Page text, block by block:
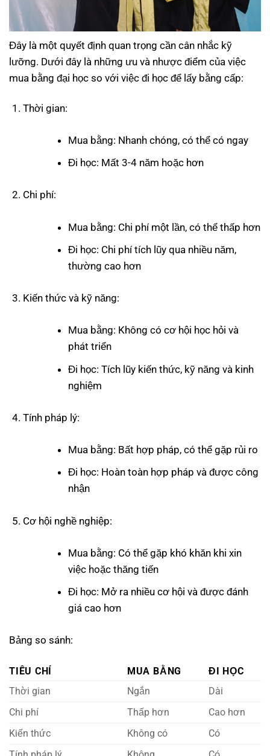
Đây là một quyết định quan trọng cần cân nhắc kỹ
lưỡng. Dưới đây là những ưu và nhược điểm của việc
mua bằng đại học so với việc đi học để lấy bằng cấp:
Thời gian:
Mua bằng: Nhanh chóng, có thể có ngay
Đi học: Mất 3-4 năm hoặc hơn
Chi phí:
Mua bằng: Chi phí một lần, có thể thấp hơn
Đi học: Chi phí tích lũy qua nhiều năm,
thường cao hơn
Kiến thức và kỹ năng:
Mua bằng: Không có cơ hội học hỏi và
phát triển
Đi học: Tích lũy kiến thức, kỹ năng và kinh
nghiệm
Tính pháp lý:
Mua bằng: Bất hợp pháp, có thể gặp rủi ro
Đi học: Hoàn toàn hợp pháp và được công
nhận
Cơ hội nghề nghiệp:
Mua bằng: Có thể gặp khó khăn khi xin
việc hoặc thăng tiến
Đi học: Mở ra nhiều cơ hội và được đánh
giá cao hơn
Bảng so sánh:
TIÊU CHÍ MUA BẰNG
ĐI HỌC
Thời gian
Ngắn
Dài
Chi phí
Thấp hơn
Cao hơn
Kiến thức
Không có
Có